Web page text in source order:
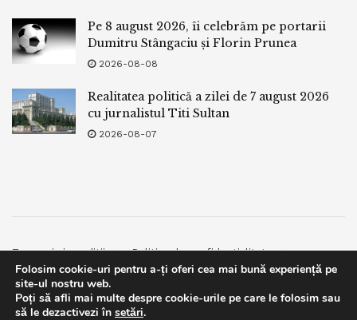
Pe 8 august 2026, îi celebrăm pe portarii
Dumitru Stângaciu și Florin Prunea
2026-08-08
Realitatea politică a zilei de 7 august 2026
cu jurnalistul Titi Sultan
2026-08-07
Termeni si conditii
Politica de confidentialitate
Facebook
Contact
© 2019bpnews- Business & Politics Newsbpnews.
Folosim cookie-uri pentru a-ți oferi cea mai bună experiență pe
site-ul nostru web.
Poți să afli mai multe despre cookie-urile pe care le folosim sau
să le dezactivezi în setări.
This website uses GDPR cookies. By continuing to use this